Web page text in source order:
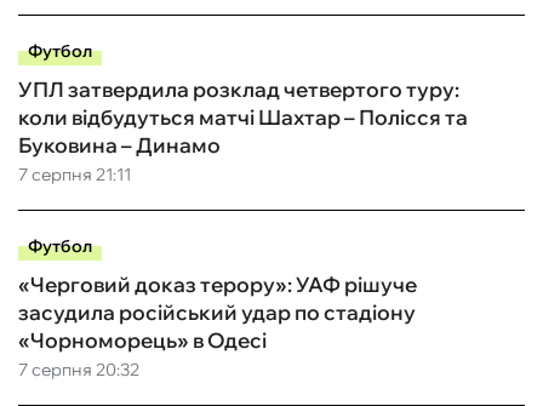
Футбол
7 серпня 21:11
УПЛ затвердила розклад четвертого туру:
коли відбудуться матчі Шахтар – Полісся та
Буковина – Динамо
Футбол
7 серпня 20:32
«Черговий доказ терору»: УАФ рішуче
засудила російський удар по стадіону
«Чорноморець» в Одесі